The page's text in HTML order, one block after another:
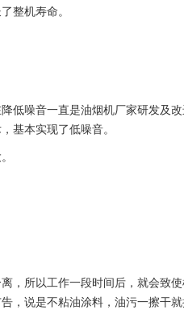
整机寿命。
低噪音一直是油烟机厂家研发及
基本实现了低噪音。
，所以工作一段时间后，就会致
，说是不粘油涂料，油污一擦干